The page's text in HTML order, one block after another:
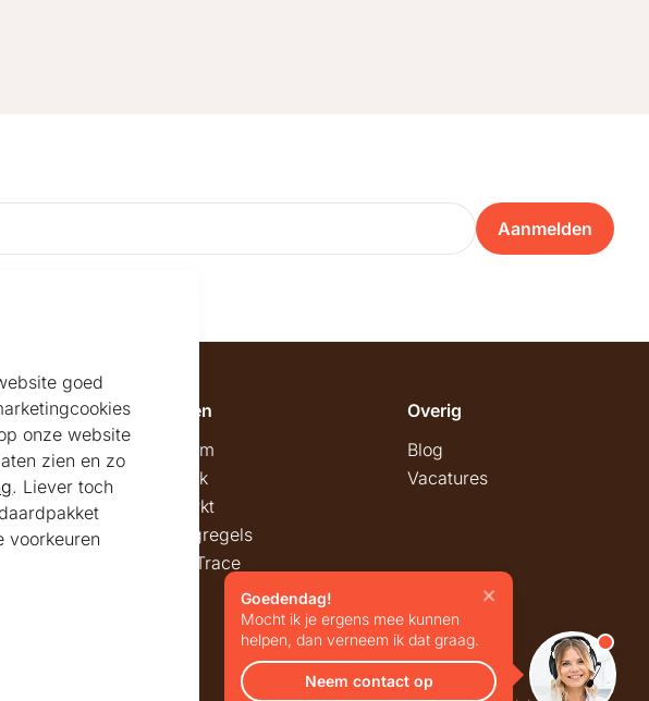
Aanmelden
Algemeen
Showroom
Maatwerk
Kerstmarkt
Belastingregels
Track & Trace
Overig
Blog
Vacatures
Goedendag!
Mocht ik je ergens mee kunnen
helpen, dan verneem ik dat graag.
Neem contact op
goed
onze website
zien en zo
. Liever toch
voorkeuren